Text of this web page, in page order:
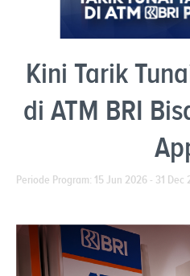
Kini Tarik
di ATM BRI
Periode Program: 15 Jun 2026 - 31 Dec